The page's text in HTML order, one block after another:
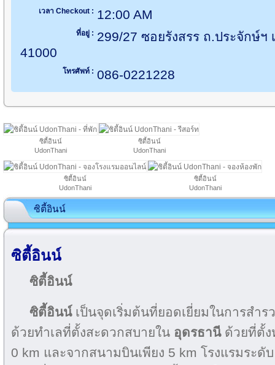
เวลา Checkout : 12:00 AM
ที่อยู่ : 299/27 ซอยรังสรร ถ.ประจักษ์ฯ
41000
โทรศัพท์ : 086-0221228
ซิตี้อินน์
UdonThani
ซิตี้อินน์
UdonThani
ซิตี้อินน์
UdonThani
ซิตี้อินน์
UdonThani
ซิตี้อินน์
ซิตี้อินน์
ซิตี้อินน์
ซิตี้อินน์ เป็นจุดเริ่มต้นที่ยอดเยี่ยมในการสำ
ด้วยทำเลที่ตั้งสะดวกสบายใน อุดรธานีด้วยที่ตั้ง
0 km และจากสนามบินเพียง 5 km โรงแรมระ